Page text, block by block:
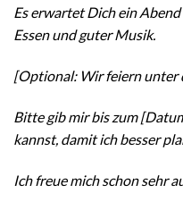
Es erwartet Dich ein
Essen und guter Musik.
[Optional: Wir feiern unter
Bitte gib mir bis zum
kannst, damit ich besser
Ich freue mich schon sehr